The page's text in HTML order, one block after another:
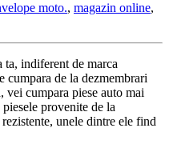
moto., magazin online,
ta, indiferent de marca
cumpara de la dezmembrari
vei cumpara piese auto mai
provenite de la
unele dintre ele find